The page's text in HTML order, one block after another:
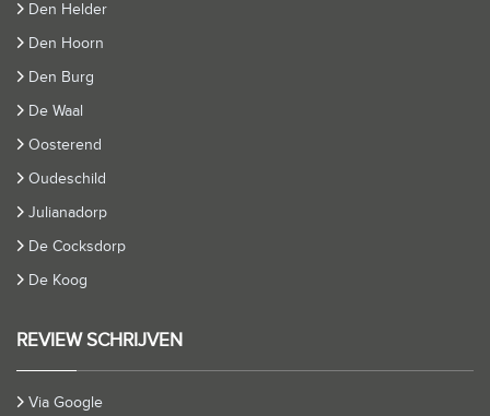
Den Helder
Den Hoorn
Den Burg
De Waal
Oosterend
Oudeschild
Julianadorp
De Cocksdorp
De Koog
REVIEW SCHRIJVEN
Via Google